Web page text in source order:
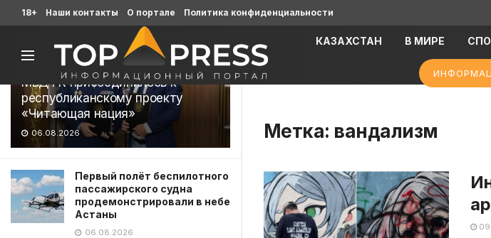
Последние
МВД РК присоединилось к
республиканскому проекту
«Читающая нация»
06.08.2026
Первый полёт беспилотного
пассажирского судна
продемонстрировали в небе
Астаны
06.08.2026
18+ Наши контакты О портале Политика конфиденциальности
КАЗАХСТАН В МИРЕ
Метка: вандализм